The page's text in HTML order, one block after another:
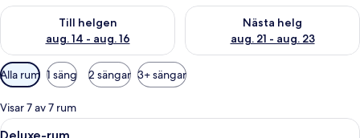
Till helgen
aug. 14 - aug. 16
Kontrollera tillgängligheten för den här helgen aug. 14 - aug.
Nästa helg
aug. 21 - aug. 23
Kontrollera tillgängligheten
Tillgängliga
filter
för
rum
Alla rum 1 säng 2 sängar 3+ sängar
Visar 7 av 7 rum
Öppna
Ett hotellrum med två sängar, en TV
15